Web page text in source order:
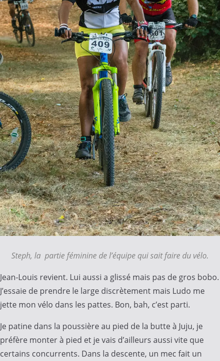
Steph, la partie féminine de l’équipe qui sait faire du vélo.
Jean-Louis revient. Lui aussi a glissé mais pas de gros bobo.
J’essaie de prendre le large discrètement mais Ludo me
jette mon vélo dans les pattes. Bon, bah, c’est parti.
Je patine dans la poussière au pied de la butte à Juju, je
préfère monter à pied et je vais d’ailleurs aussi vite que
certains concurrents. Dans la descente, un mec fait un